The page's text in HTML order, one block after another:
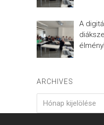
A
ARCHIVES
Hónap kijelölése